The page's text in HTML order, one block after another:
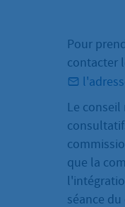
Pour
contacter
Le
que la
séance